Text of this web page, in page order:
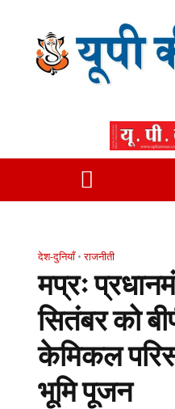
देश-दुनियाँ • राजनीती
मप्रः
सितंबर को
केमिकल
भूमि पूजन